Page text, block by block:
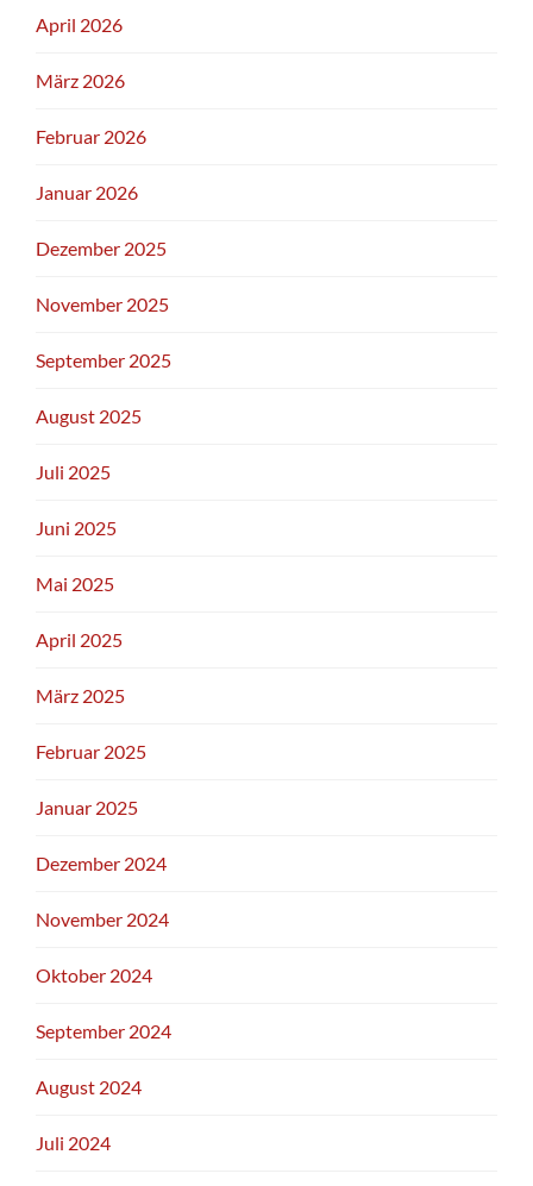
April 2026
März 2026
Februar 2026
Januar 2026
Dezember 2025
November 2025
September 2025
August 2025
Juli 2025
Juni 2025
Mai 2025
April 2025
März 2025
Februar 2025
Januar 2025
Dezember 2024
November 2024
Oktober 2024
September 2024
August 2024
Juli 2024